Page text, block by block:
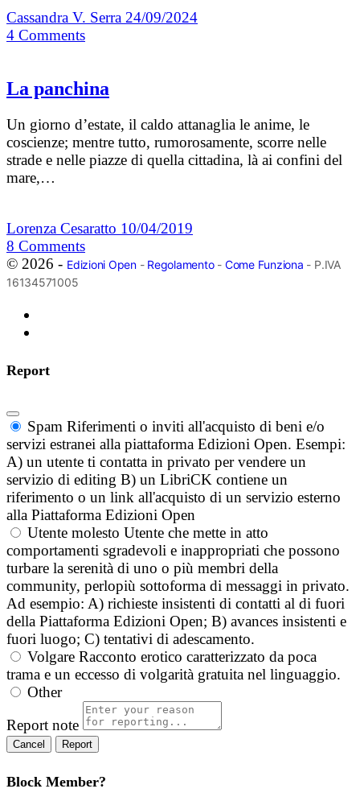
Cassandra V. Serra 24/09/2024
4 Comments
La panchina
Un giorno d’estate, il caldo attanaglia le anime, le
coscienze; mentre tutto, rumorosamente, scorre nelle
strade e nelle piazze di quella cittadina, là ai confini del
mare,…
Lorenza Cesaratto 10/04/2019
8 Comments
© 2026 - Edizioni Open- Regolamento- Come Funziona - P.IVA
16134571005
Report
Spam Riferimenti o inviti all'acquisto di beni e/o
servizi estranei alla piattaforma Edizioni Open. Esempi:
A) un utente ti contatta in privato per vendere un
servizio di editing B) un LibriCK contiene un
riferimento o un link all'acquisto di un servizio esterno
alla Piattaforma Edizioni Open
Utente molesto Utente che mette in atto
comportamenti sgradevoli e inappropriati che possono
turbare la serenità di uno o più membri della
community, perlopiù sottoforma di messaggi in privato.
Ad esempio: A) richieste insistenti di contatti al di fuori
della Piattaforma Edizioni Open; B) avances insistenti e
fuori luogo; C) tentativi di adescamento.
Volgare Racconto erotico caratterizzato da poca
trama e un eccesso di volgarità gratuita nel linguaggio.
Other
Report note
Report
Block Member?